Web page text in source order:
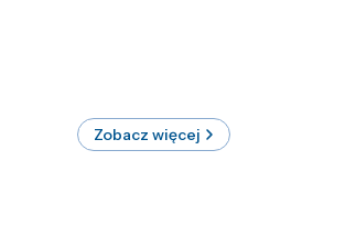
Zobacz więcej